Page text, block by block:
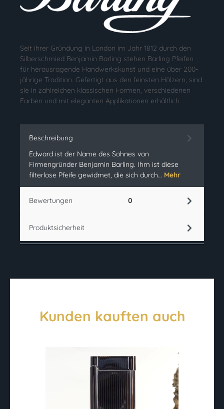
Seit ihrer Gründung in London im Jahr 1812 durch den
Silberschmied Benjamin Barling stehen Barling Pfeifen
für herausragende Handwerkskunst und eine über 200-
jährige Tradition. Gefertigt aus den feinsten Hölzern, sind
sie in zahlreichen klassischen Formen, verschiedenen
Farben und mit eleganten Applikationen erhältlich.
Beschreibung
Edward ist der Name des Sohnes von
Firmengründer Benjamin Barling. Ihm ist diese
filterlose Pfeife gewidmet, die sich durch… Mehr
Bewertungen 0
Produktsicherheit
Kunden kauften auch